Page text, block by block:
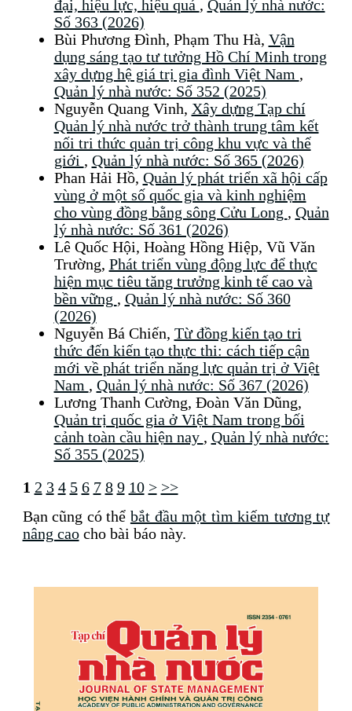
đại, hiệu lực, hiệu quả , Quản lý nhà nước:
Số 363 (2026)
Bùi Phương Đình, Phạm Thu Hà, Vận
dụng sáng tạo tư tưởng Hồ Chí Minh trong
xây dựng hệ giá trị gia đình Việt Nam ,
Quản lý nhà nước: Số 352 (2025)
Nguyễn Quang Vinh, Xây dựng Tạp chí
Quản lý nhà nước trở thành trung tâm kết
nối tri thức quản trị công khu vực và thế
giới , Quản lý nhà nước: Số 365 (2026)
Phan Hải Hồ, Quản lý phát triển xã hội cấp
vùng ở một số quốc gia và kinh nghiệm
cho vùng đồng bằng sông Cửu Long , Quản
lý nhà nước: Số 361 (2026)
Lê Quốc Hội, Hoàng Hồng Hiệp, Vũ Văn
Trường, Phát triển vùng động lực để thực
hiện mục tiêu tăng trưởng kinh tế cao và
bền vững , Quản lý nhà nước: Số 360
(2026)
Nguyễn Bá Chiến, Từ đồng kiến tạo tri
thức đến kiến tạo thực thi: cách tiếp cận
mới về phát triển năng lực quản trị ở Việt
Nam , Quản lý nhà nước: Số 367 (2026)
Lương Thanh Cường, Đoàn Văn Dũng,
Quản trị quốc gia ở Việt Nam trong bối
cảnh toàn cầu hiện nay , Quản lý nhà nước:
Số 355 (2025)
1 2 3 4 5 6 7 8 9 10 > >>
Bạn cũng có thể bắt đầu một tìm kiếm tương tự
nâng caocho bài báo này.